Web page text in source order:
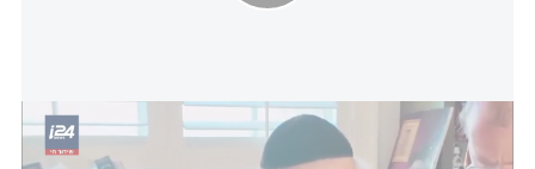
חשיפה: מה חושב הרב דוב לנדו על חוק הגיוס - ומה דעתו על הציונות
הדתית?